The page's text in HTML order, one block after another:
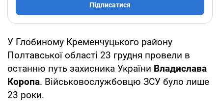
Підписатися
У Глобиному Кременчуцького району
Полтавської області 23 грудня провели в
останню путь захисника України Владислава
Коропа. Військовослужбовцю ЗСУ було лише
23 роки.